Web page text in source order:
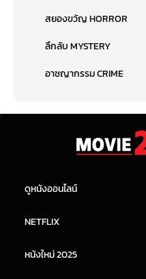
สยองขวัญ HORROR
ลึกลับ MYSTERY
อาชญากรรม CRIME
ดูหนังออนไลน์
หนังจีน
NETFLIX
หนังใหม่ 2025